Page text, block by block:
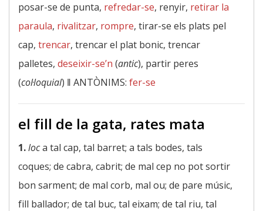
posar-se de punta, refredar-se, renyir, retirar la
paraula, rivalitzar, rompre, tirar-se els plats pel
cap, trencar, trencar el plat bonic, trencar
palletes, deseixir-se’n (antic), partir peres
(col·loquial) ‖ ANTÒNIMS: fer-se
el fill de la gata, rates mata
1.loca tal cap, tal barret; a tals bodes, tals
coques; de cabra, cabrit; de mal cep no pot sortir
bon sarment; de mal corb, mal ou; de pare músic,
fill ballador; de tal buc, tal eixam; de tal riu, tal